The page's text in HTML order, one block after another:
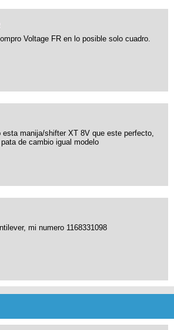
Voltage FR en lo posible solo cuadro.
esta manija/shifter XT 8V que este perfecto,
de cambio igual modelo
mi numero 1168331098